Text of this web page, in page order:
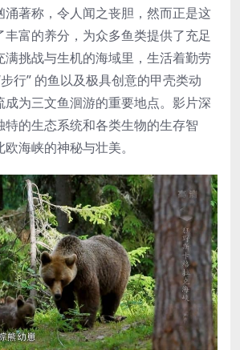
涌著称，令人闻之丧胆，然而正是这
富的养分，为众多鱼类提供了充足
满挑战与生机的海域里，生活着勤劳
行” 的鱼以及极具创意的甲壳类动
成为三文鱼洄游的重要地点。影片深
特的生态系统和各类生物的生存智
海峡的神秘与壮美。